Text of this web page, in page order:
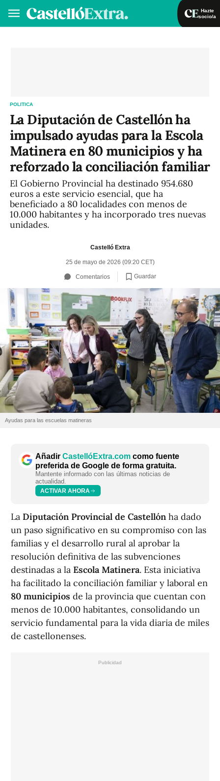
Hazte
socio/a
POLITICA
La Diputación de Castellón ha
impulsado ayudas para la Escola
Matinera en 80 municipios y ha
reforzado la conciliación familiar
El Gobierno Provincial ha destinado 954.680
euros a este servicio esencial, que ha
beneficiado a 80 localidades con menos de
10.000 habitantes y ha incorporado tres nuevas
unidades.
Castelló Extra
25 de mayo de 2026 (09:20 CET)
Comentarios Guardar
Ayudas para las escuelas matineras
Añadir CastellóExtra.com como fuente
preferida de Google de forma gratuita.
Mantente informado con las últimas noticias de
actualidad.
ACTIVAR AHORA
La Diputación Provincial de Castellón ha dado
un paso significativo en su compromiso con las
familias y el desarrollo rural al aprobar la
resolución definitiva de las subvenciones
destinadas a la Escola Matinera. Esta iniciativa
ha facilitado la conciliación familiar y laboral en
80 municipios de la provincia que cuentan con
menos de 10.000 habitantes, consolidando un
servicio fundamental para la vida diaria de miles
de castellonenses.